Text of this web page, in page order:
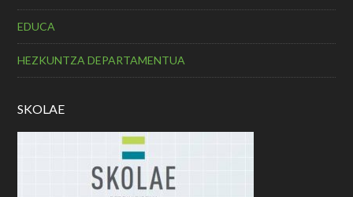
EDUCA
HEZKUNTZA DEPARTAMENTUA
SKOLAE